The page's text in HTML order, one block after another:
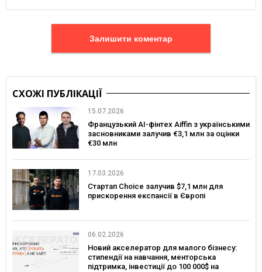
Залишити коментар
СХОЖІ ПУБЛІКАЦІЇ
15.07.2026
Французький AI-фінтех Aiffin з українськими
засновниками залучив €3,1 млн за оцінки
€30 млн
17.03.2026
Стартап Choice залучив $7,1 млн для
прискорення експансії в Європі
06.02.2026
Новий акселератор для малого бізнесу:
стипендії на навчання, менторська
підтримка, інвестиції до 100 000$ на